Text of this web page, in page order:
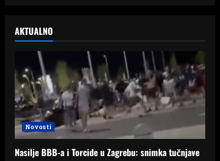
AKTUALNO
Novosti
Nasilje BBB-a i Torcide u Zagrebu: snimka tučnjave